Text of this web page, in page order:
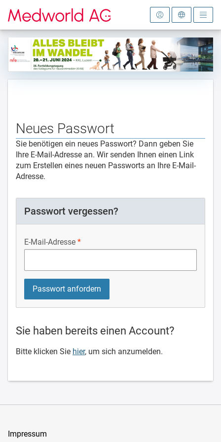
Zur Startseite
Neues Passwort
Sie benötigen ein neues Passwort? Dann geben Sie
Ihre E-Mail-Adresse an. Wir senden Ihnen einen Link
zum Erstellen eines neuen Passworts an Ihre E-Mail-
Adresse.
Passwort vergessen?
E-Mail-Adresse
Sie haben bereits einen Account?
Bitte klicken Sie hier, um sich anzumelden.
Impressum